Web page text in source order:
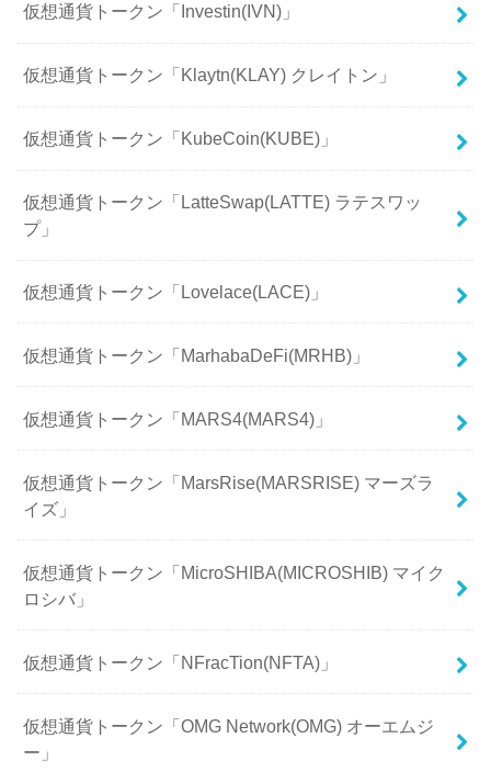
仮想通貨トークン「Investin(IVN)」
仮想通貨トークン「Klaytn(KLAY) クレイトン」
仮想通貨トークン「KubeCoin(KUBE)」
仮想通貨トークン「LatteSwap(LATTE) ラテスワッ
プ」
仮想通貨トークン「Lovelace(LACE)」
仮想通貨トークン「MarhabaDeFi(MRHB)」
仮想通貨トークン「MARS4(MARS4)」
仮想通貨トークン「MarsRise(MARSRISE) マーズラ
イズ」
仮想通貨トークン「MicroSHIBA(MICROSHIB) マイク
ロシバ」
仮想通貨トークン「NFracTion(NFTA)」
仮想通貨トークン「OMG Network(OMG) オーエムジ
ー」